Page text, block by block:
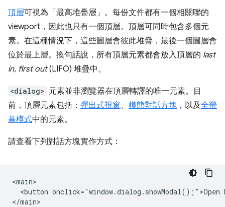
頂層可視為「最高堆疊層」。每份文件都有一個相關聯的
viewport，因此也只有一個頂層。頂層可同時包含多個元
素。在這種情況下，這些圖層會彼此堆疊，最後一個圖層會
位於最上層。換句話說，所有頂層元素都會放入頂層的 last
in, first out(LIFO) 堆疊中。
<dialog> 元素並非瀏覽器在頂層轉譯的唯一元素。目
前，頂層元素包括： 彈出式視窗、 模態對話方塊 ，以及全螢
幕模式中的元素。
請查看下列對話方塊實作方式：
<main>
<button onclick="window.dialog.showModal();">Open
</main>